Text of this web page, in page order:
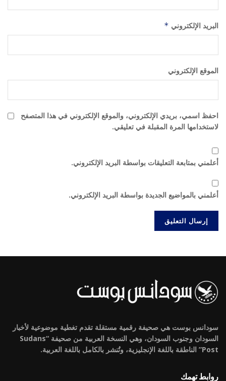
البريد الإلكتروني *
الموقع الإلكتروني
احفظ اسمي، بريدي الإلكتروني، والموقع الإلكتروني في هذا المتصفح
لاستخدامها المرة المقبلة في تعليقي.
أعلمني بمتابعة التعليقات بواسطة البريد الإلكتروني.
أعلمني بالمواضيع الجديدة بواسطة البريد الإلكتروني.
سودانس بوست هي صحيفة رقمية مستقلة تقدم تغطية موضوعية لأخبار
السودان وجنوب السودان، وهي النسخة العربية من صحيفة “Sudans
Post” الناطقة باللغة الإنجليزية، وتُنشر بالكامل باللغة العربية.
روابط تهمك